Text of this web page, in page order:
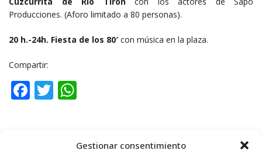
Gestionar consentimiento
Producciones. (Aforo limitado a 80 personas).
20 h.-24h. Fiesta de los 80′ con música en la plaza.
Compartir:
Facebook
Twitter
CUZCURRITA